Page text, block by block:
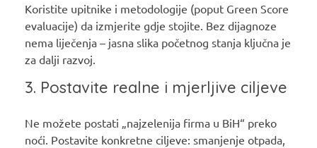
Koristite upitnike i metodologije (poput Green Score
evaluacije) da izmjerite gdje stojite. Bez dijagnoze
nema liječenja – jasna slika početnog stanja ključna je
za dalji razvoj.
3. Postavite realne i mjerljive ciljeve
Ne možete postati „najzelenija firma u BiH“ preko
noći. Postavite konkretne ciljeve: smanjenje otpada,